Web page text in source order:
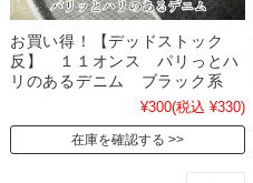
お買い得！【デッドストック
反】 １１オンス パリっとハ
リのあるデニム ブラック系
¥300(税込 ¥330)
在庫を確認する